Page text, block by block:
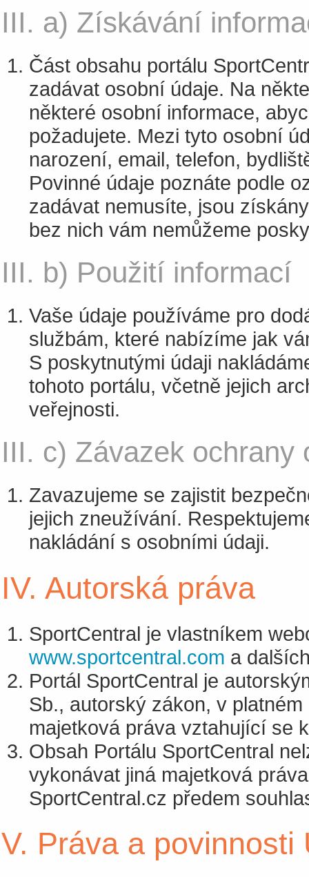
III. a) Získávání
Část obsahu portálu
zadávat osobní údaje. Na
některé osobní informace,
požadujete. Mezi tyto osobní
narození, email, telefon,
Povinné údaje poznáte podle
zadávat nemusíte, jsou
bez nich vám nemůžeme
III. b) Použití informací
Vaše údaje používáme pro
službám, které nabízíme jak
S poskytnutými údaji
tohoto portálu, včetně jejich
veřejnosti.
III. c) Závazek ochrany
Zavazujeme se zajistit
jejich zneužívání.
nakládání s osobními údaji.
IV. Autorská práva
SportCentral je vlastníkem
www.sportcentral.com a
Portál SportCentral je
Sb., autorský zákon, v
majetková práva vztahující se
Obsah Portálu SportCentral
vykonávat jiná majetková
SportCentral.cz předem
V. Práva a povinnosti